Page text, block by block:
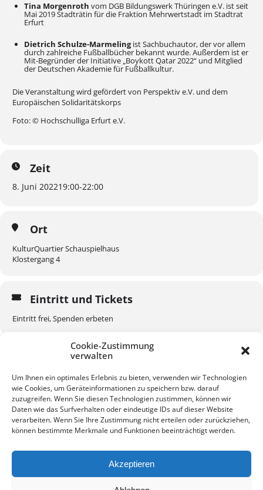
Cookie-Zustimmung
verwalten
Um Ihnen ein optimales Erlebnis zu bieten, verwenden wir Technologien
wie Cookies, um Geräteinformationen zu speichern bzw. darauf
zuzugreifen. Wenn Sie diesen Technologien zustimmen, können wir
Daten wie das Surfverhalten oder eindeutige IDs auf dieser Website
verarbeiten. Wenn Sie Ihre Zustimmung nicht erteilen oder zurückziehen,
können bestimmte Merkmale und Funktionen beeinträchtigt werden.
Akzeptieren
Tina Morgenroth vom DGB Bildungswerk Thüringen e.V. ist seit
Mai 2019 Stadträtin für die Fraktion Mehrwertstadt im Stadtrat
Erfurt
Dietrich Schulze-Marmelingist Sachbuchautor, der vor allem
durch zahlreiche Fußballbücher bekannt wurde. Außerdem ist er
Mit-Begründer der Initiative „Boykott Qatar 2022“ und Mitglied
der Deutschen Akademie für Fußballkultur.
Die Veranstaltung wird gefördert von Perspektiv e.V. und dem
Europäischen Solidaritätskorps
Foto: © Hochschulliga Erfurt e.V.
Zeit
8. Juni 202219:00-22:00
Ort
KulturQuartier Schauspielhaus
Klostergang 4
Eintritt und Tickets
Eintritt frei, Spenden erbeten
KALENDER GOOGLEKALENDER
Impressum Datenschutz